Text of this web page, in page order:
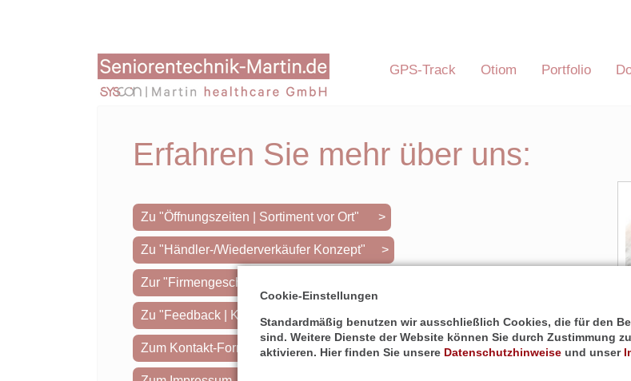
Navigation
GPS-Track Otiom Portfolio
Erfahren Sie mehr über uns:
Zu "Öffnungszeiten | Sortiment vor Ort" >
Zu "Händler-/Wiederverkäufer Konzept" >
Zur "Firmengeschichte" >
Zu "Feedback | Kundenstimmen" >
Zum Kontakt-Formular >
Cookie-Einstellungen
Standardmäßig benutzen wir ausschließlich Cookies, die für den
sind. Weitere Dienste der Website können Sie durch Zustimmung
aktivieren. Hier finden Sie unsere Datenschutzhinweise und unser